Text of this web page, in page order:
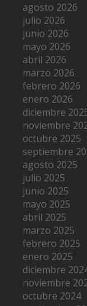
agosto 2026
julio 2026
junio 2026
mayo 2026
abril 2026
marzo 2026
febrero 2026
enero 2026
diciembre
noviembre
octubre 2025
septiembre
agosto 2025
julio 2025
junio 2025
mayo 2025
abril 2025
marzo 2025
febrero 2025
enero 2025
diciembre
noviembre
octubre 2024